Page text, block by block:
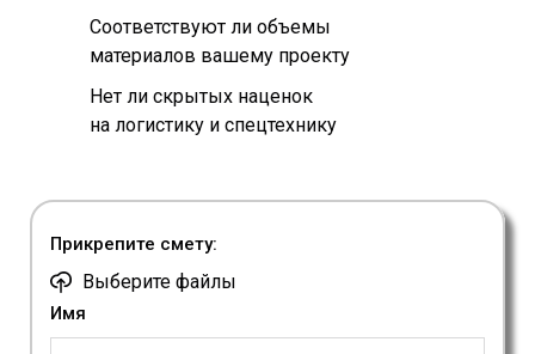
Соответствуют ли объемы
материалов вашему проекту
Нет ли скрытых наценок
на логистику и спецтехнику
Прикрепите смету:
Выберите файлы
Имя